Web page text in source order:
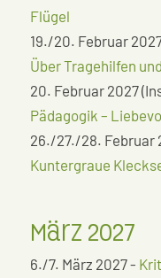
Flügel
19./20. Februar
Über Tragehilfen
20. Februar 2027
Pädagogik –
26./27./28. Februar
Kuntergraue
März 2027
6./7. März 2027 -